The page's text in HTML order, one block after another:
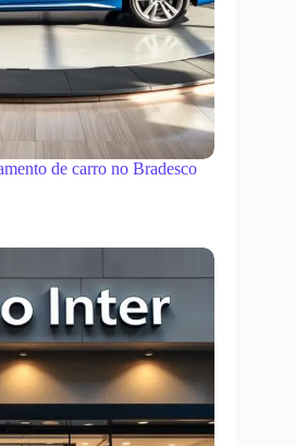
de carro no Bradesco